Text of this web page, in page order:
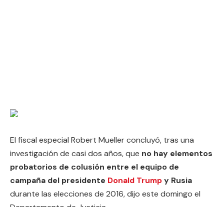
El fiscal especial Robert Mueller concluyó, tras una
investigación de casi dos años, que no hay elementos
probatorios de colusión entre el equipo de
campaña del presidente Donald Trumpy Rusia
durante las elecciones de 2016, dijo este domingo el